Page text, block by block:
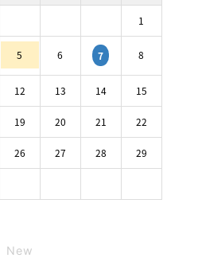
1
5 6 7 8
12 13 14 15
19 20 21 22
26 27 28 29
New